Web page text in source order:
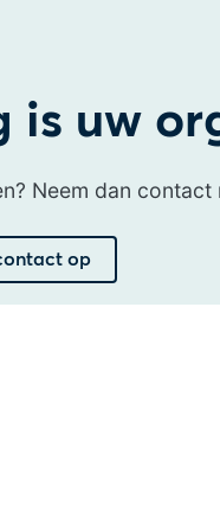
uw
Neem dan
op